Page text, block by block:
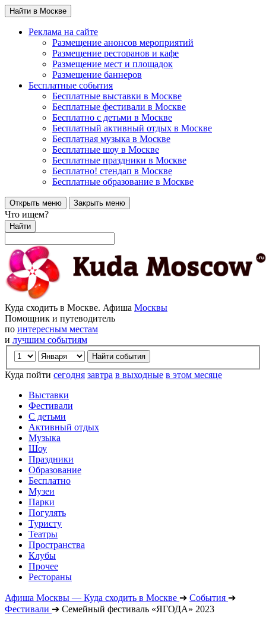
Найти в Москве
Реклама на сайте
Размещение анонсов мероприятий
Размещение ресторанов и кафе
Размещение мест и площадок
Размещение баннеров
Бесплатные события
Бесплатные выставки в Москве
Бесплатные фестивали в Москве
Бесплатно с детьми в Москве
Бесплатный активный отдых в Москве
Бесплатная музыка в Москве
Бесплатные шоу в Москве
Бесплатные праздники в Москве
Бесплатно! стендап в Москве
Бесплатные образование в Москве
Открыть меню Закрыть меню
Что ищем?
Найти
Куда сходить в Москве. Афиша Москвы
Помощник и путеводитель
по интересным местам
и лучшим событиям
Куда пойти сегодня завтра в выходные в этом месяце
Выставки
Фестивали
С детьми
Активный отдых
Музыка
Шоу
Праздники
Образование
Бесплатно
Музеи
Парки
Погулять
Туристу
Театры
Пространства
Клубы
Прочее
Рестораны
Афиша Москвы — Куда сходить в Москве ➔ События ➔
Фестивали ➔ Семейный фестиваль «ЯГОДА» 2023